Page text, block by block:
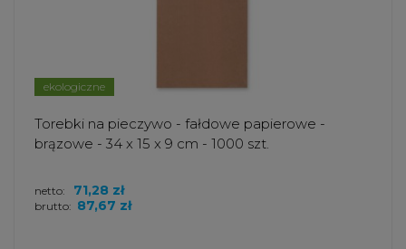
ekologiczne
Torebki na pieczywo - fałdowe papierowe -
brązowe - 34 x 15 x 9 cm - 1000 szt.
brutto: 87,67 zł
netto: 71,28 zł